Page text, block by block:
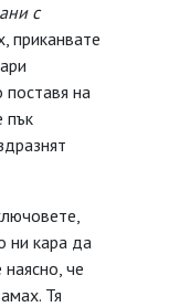
с
приканвате
поставя на
пък
ни кара да
че
Тя